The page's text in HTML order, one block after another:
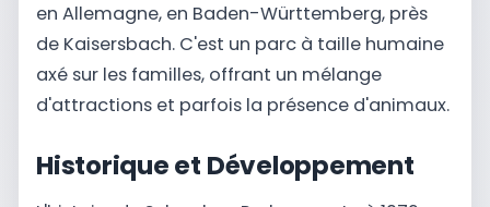
en Allemagne, en Baden-Württemberg, près
de Kaisersbach. C'est un parc à taille humaine
axé sur les familles, offrant un mélange
d'attractions et parfois la présence d'animaux.
Historique et Développement